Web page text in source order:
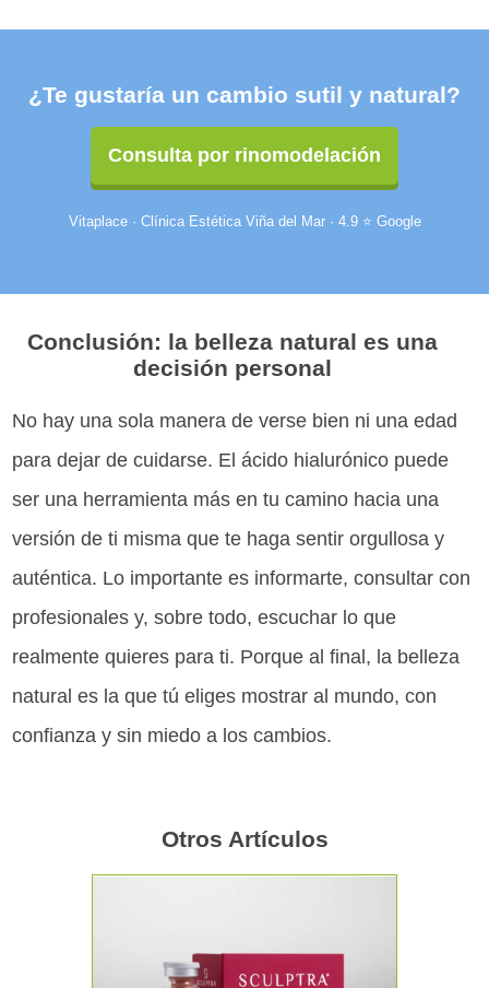
¿Te gustaría un cambio sutil y natural?
Consulta por rinomodelación
Vitaplace · Clínica Estética Viña del Mar · 4.9 ⭐ Google
Conclusión: la belleza natural es una
decisión personal
No hay una sola manera de verse bien ni una edad
para dejar de cuidarse. El ácido hialurónico puede
ser una herramienta más en tu camino hacia una
versión de ti misma que te haga sentir orgullosa y
auténtica. Lo importante es informarte, consultar con
profesionales y, sobre todo, escuchar lo que
realmente quieres para ti. Porque al final, la belleza
natural es la que tú eliges mostrar al mundo, con
confianza y sin miedo a los cambios.
Otros Artículos